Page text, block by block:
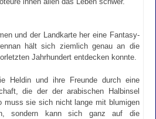
und der Landkarte her eine Fantasy-
hält sich ziemlich genau an die
Jahrhundert entdecken konnte.
Heldin und ihre Freunde durch eine
die der der arabischen Halbinsel
muss sie sich nicht lange mit blumigen
sondern kann sich ganz auf die